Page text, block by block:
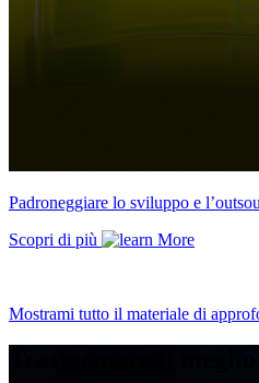
Padroneggiare lo sviluppo e
Scopri di più
Mostrami tutto il materiale di
Trasformare il